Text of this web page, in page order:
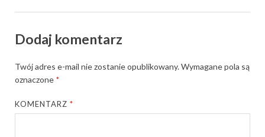
Dodaj komentarz
Twój adres e-mail nie zostanie opublikowany.Wymagane pola są
oznaczone *
KOMENTARZ*